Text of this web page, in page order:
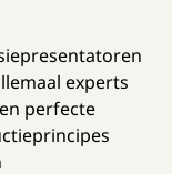
experts
perfecte